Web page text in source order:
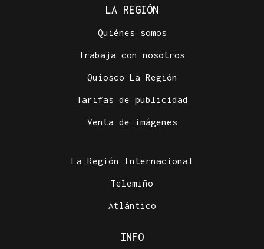
LA REGIÓN
Quiénes somos
Trabaja con nosotros
Quiosco La Región
Tarifas de publicidad
Venta de imágenes
La Región Internacional
Telemiño
Atlántico
INFO